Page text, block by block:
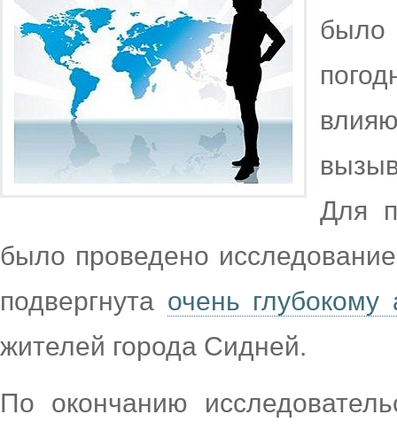
Для
было проведено
подвергнута очень глубокому
жителей города Сидней.
По окончанию